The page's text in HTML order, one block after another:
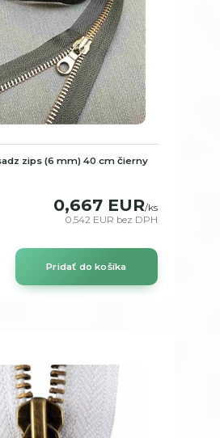
zips (6 mm) 40 cm čierny
0,667 EUR/ks
0,542 EUR bez DPH
Pridať do košíka